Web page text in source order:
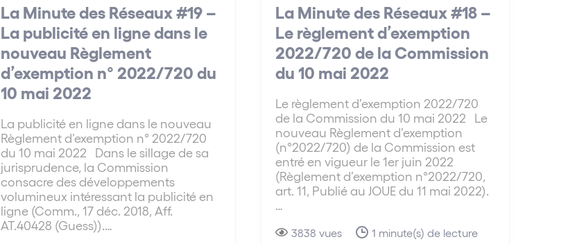
La Minute des Réseaux #19 –
La publicité en ligne dans le
nouveau Règlement
d’exemption n° 2022/720 du
10 mai 2022
La publicité en ligne dans le nouveau
Règlement d’exemption n° 2022/720
du 10 mai 2022 Dans le sillage de sa
jurisprudence, la Commission
consacre des développements
volumineux intéressant la publicité en
ligne (Comm., 17 déc. 2018, Aff.
AT.40428 (Guess)).…
La Minute des Réseaux #18 –
Le règlement d’exemption
2022/720 de la Commission
du 10 mai 2022
Le règlement d’exemption 2022/720
de la Commission du 10 mai 2022 Le
nouveau Règlement d’exemption
(n°2022/720) de la Commission est
entré en vigueur le 1er juin 2022
(Règlement d’exemption n°2022/720,
art. 11, Publié au JOUE du 11 mai 2022).
3838 vues 1 minute(s) de lecture